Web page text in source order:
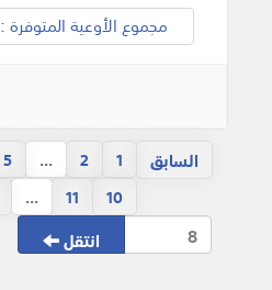
مجموع الأوعية المتوفرة : 1
السابق 1
2
...
5
10
11
...
انتقل